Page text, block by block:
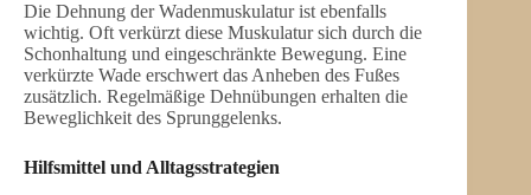
Die Dehnung der Wadenmuskulatur ist ebenfalls
wichtig. Oft verkürzt diese Muskulatur sich durch die
Schonhaltung und eingeschränkte Bewegung. Eine
verkürzte Wade erschwert das Anheben des Fußes
zusätzlich. Regelmäßige Dehnübungen erhalten die
Beweglichkeit des Sprunggelenks.
Hilfsmittel und Alltagsstrategien